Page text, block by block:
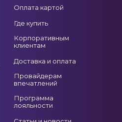
Оплата картой
Где купить
Корпоративным
клиентам
Доставка и оплата
Провайдерам
впечатлений
Программа
лояльности